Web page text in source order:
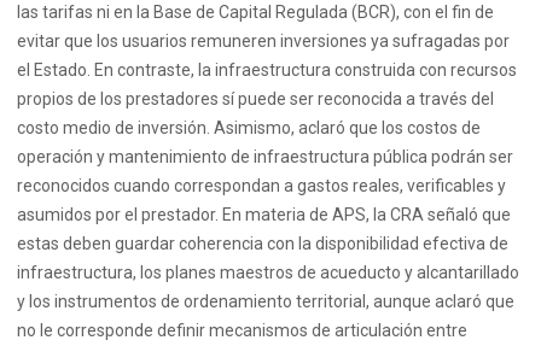
las tarifas ni en la Base de Capital Regulada (BCR), con el fin de
evitar que los usuarios remuneren inversiones ya sufragadas por
el Estado. En contraste, la infraestructura construida con recursos
propios de los prestadores sí puede ser reconocida a través del
costo medio de inversión. Asimismo, aclaró que los costos de
operación y mantenimiento de infraestructura pública podrán ser
reconocidos cuando correspondan a gastos reales, verificables y
asumidos por el prestador. En materia de APS, la CRA señaló que
estas deben guardar coherencia con la disponibilidad efectiva de
infraestructura, los planes maestros de acueducto y alcantarillado
y los instrumentos de ordenamiento territorial, aunque aclaró que
no le corresponde definir mecanismos de articulación entre